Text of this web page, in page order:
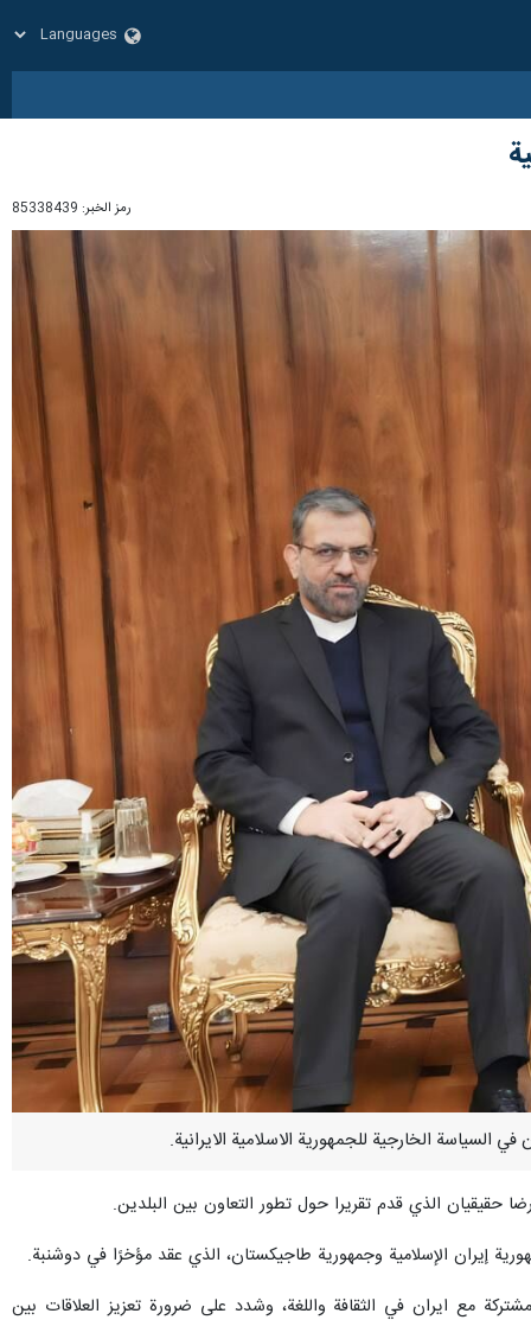
رمز الخبر: 85338439
حقيقيان الذي قدم تقريرا حول تطور التعاون بين البلدين.
مع ايران في الثقافة واللغة، وشدد على ضرورة تعزيز العلاقات بين